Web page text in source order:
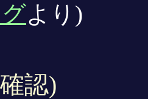
より)
認)